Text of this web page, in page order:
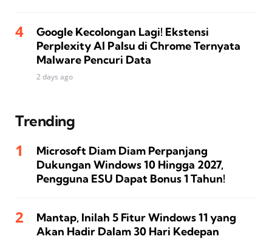
Google Kecolongan Lagi! Ekstensi
Perplexity AI Palsu di Chrome Ternyata
Malware Pencuri Data
2 days ago
Trending
Microsoft Diam Diam Perpanjang
Dukungan Windows 10 Hingga 2027,
Pengguna ESU Dapat Bonus 1 Tahun!
Mantap, Inilah 5 Fitur Windows 11 yang
Akan Hadir Dalam 30 Hari Kedepan